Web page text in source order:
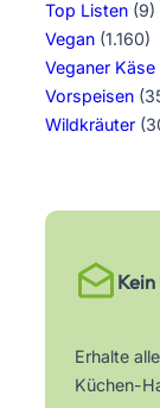
Top Listen (9)
Vegan (1.160)
Veganer Käse
Vorspeisen
Wildkräuter
Erhalte
Küchen-